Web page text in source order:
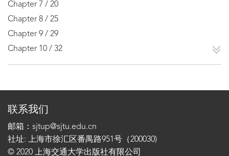
Chapter 7 / 20
Chapter 8 / 25
Chapter 9 / 29
Chapter 10 / 32
联系我们
邮箱：sjtup@sjtu.edu.cn
社址: 上海市徐汇区番禺路951号（200030)
© 2020 上海交通大学出版社有限公司